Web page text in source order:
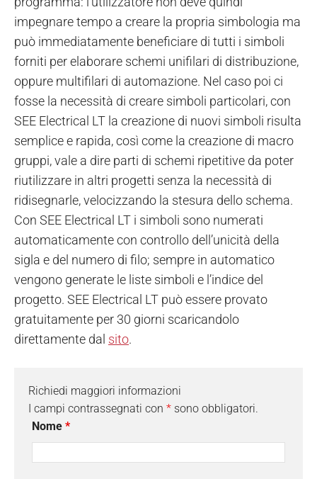
impegnare tempo a creare la propria simbologia ma
può immediatamente beneficiare di tutti i simboli
forniti per elaborare schemi unifilari di distribuzione,
oppure multifilari di automazione. Nel caso poi ci
fosse la necessità di creare simboli particolari, con
SEE Electrical LT la creazione di nuovi simboli risulta
semplice e rapida, così come la creazione di macro
gruppi, vale a dire parti di schemi ripetitive da poter
riutilizzare in altri progetti senza la necessità di
ridisegnarle, velocizzando la stesura dello schema.
Con SEE Electrical LT i simboli sono numerati
automaticamente con controllo dell’unicità della
sigla e del numero di filo; sempre in automatico
vengono generate le liste simboli e l’indice del
progetto. SEE Electrical LT può essere provato
gratuitamente per 30 giorni scaricandolo
direttamente dal sito.
Richiedi maggiori informazioni
I campi contrassegnati con * sono obbligatori.
Nome *